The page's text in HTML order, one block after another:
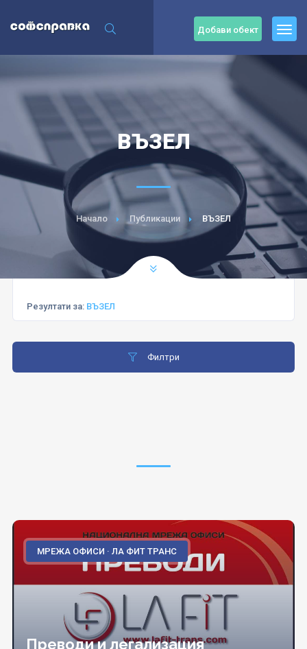
Добави обект
ВЪЗЕЛ
Начало Публикации ВЪЗЕЛ
Резултати за: ВЪЗЕЛ
Филтри
МРЕЖА ОФИСИ · ЛА ФИТ ТРАНС
Преводи и легализация